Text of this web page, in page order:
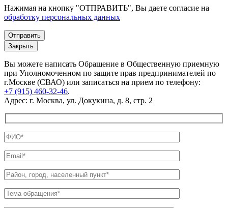
Нажимая на кнопку "ОТПРАВИТЬ", Вы даете согласие на
обработку персональных данных
Закрыть
Вы можете написать Обращение в Общественную приемную
при Уполномоченном по защите прав предпринимателей по
г.Москве (СВАО) или записаться на прием по телефону:
+7 (915) 460-32-46.
Адрес: г. Москва, ул. Докукина, д. 8, стр. 2